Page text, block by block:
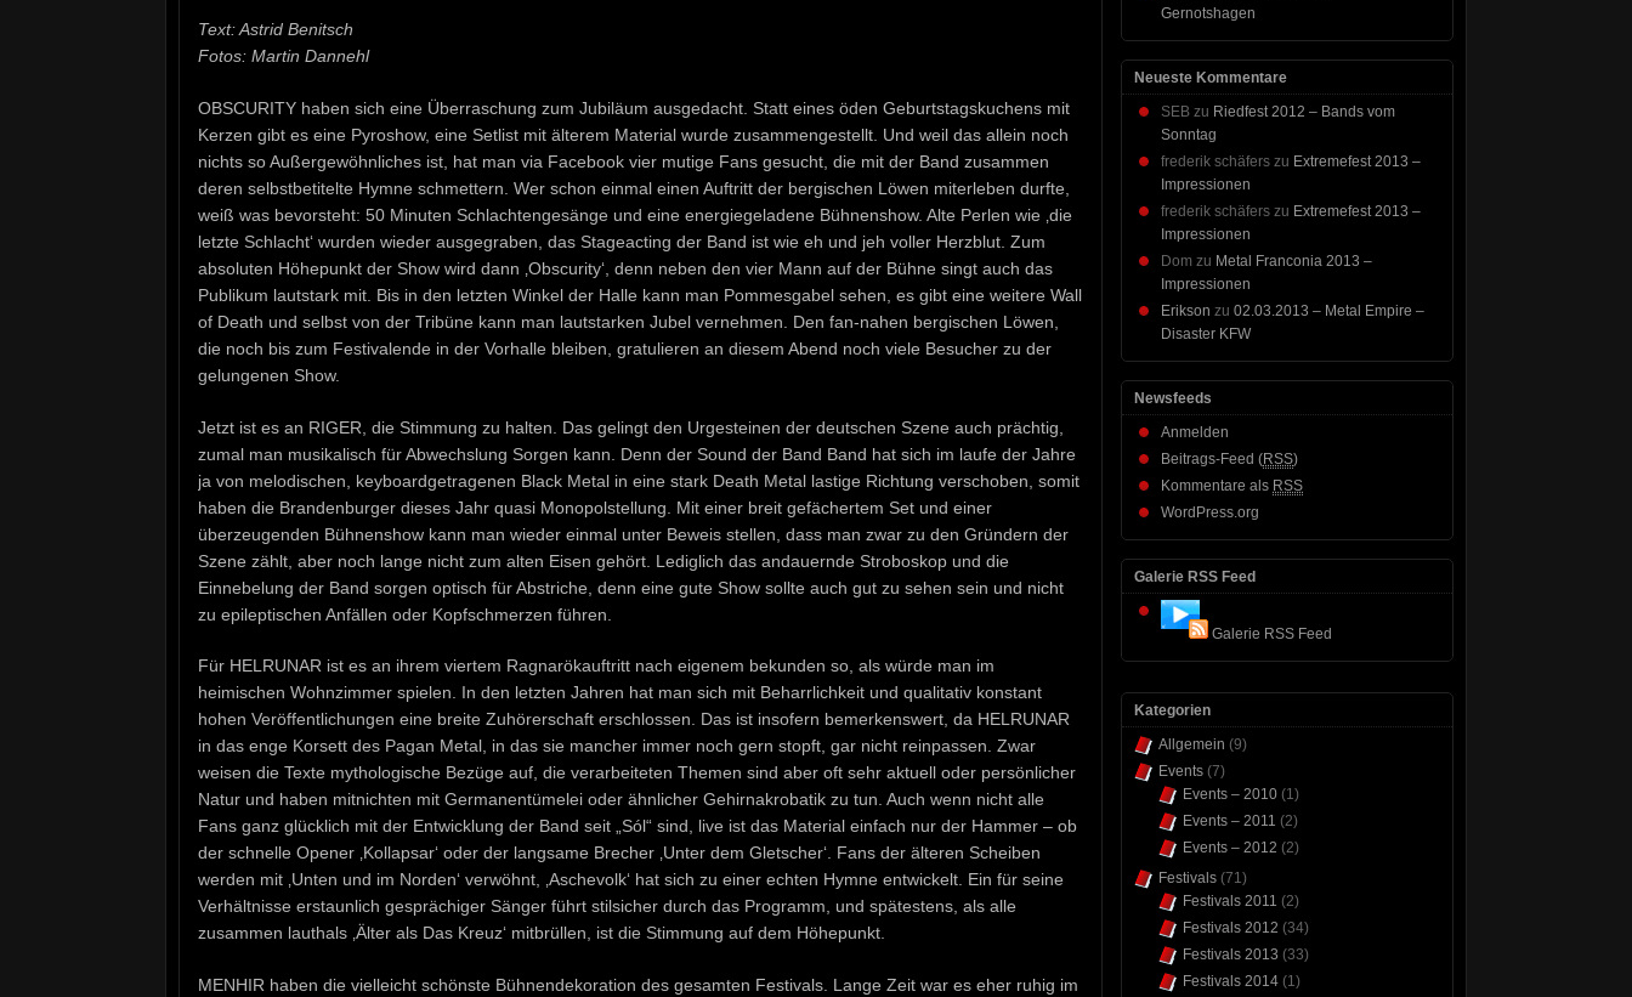
Text: Astrid Benitsch
Fotos: Martin Dannehl
OBSCURITY haben sich eine Überraschung zum Jubiläum ausgedacht. Statt eines öden Geburtstagskuchens mit
Kerzen gibt es eine Pyroshow, eine Setlist mit älterem Material wurde zusammengestellt. Und weil das allein noch
nichts so Außergewöhnliches ist, hat man via Facebook vier mutige Fans gesucht, die mit der Band zusammen
deren selbstbetitelte Hymne schmettern. Wer schon einmal einen Auftritt der bergischen Löwen miterleben durfte,
weiß was bevorsteht: 50 Minuten Schlachtengesänge und eine energiegeladene Bühnenshow. Alte Perlen wie ‚die
letzte Schlacht‘ wurden wieder ausgegraben, das Stageacting der Band ist wie eh und jeh voller Herzblut. Zum
absoluten Höhepunkt der Show wird dann ‚Obscurity‘, denn neben den vier Mann auf der Bühne singt auch das
Publikum lautstark mit. Bis in den letzten Winkel der Halle kann man Pommesgabel sehen, es gibt eine weitere Wall
of Death und selbst von der Tribüne kann man lautstarken Jubel vernehmen. Den fan-nahen bergischen Löwen,
die noch bis zum Festivalende in der Vorhalle bleiben, gratulieren an diesem Abend noch viele Besucher zu der
gelungenen Show.
Jetzt ist es an RIGER, die Stimmung zu halten. Das gelingt den Urgesteinen der deutschen Szene auch prächtig,
zumal man musikalisch für Abwechslung Sorgen kann. Denn der Sound der Band Band hat sich im laufe der Jahre
ja von melodischen, keyboardgetragenen Black Metal in eine stark Death Metal lastige Richtung verschoben, somit
haben die Brandenburger dieses Jahr quasi Monopolstellung. Mit einer breit gefächertem Set und einer
überzeugenden Bühnenshow kann man wieder einmal unter Beweis stellen, dass man zwar zu den Gründern der
Szene zählt, aber noch lange nicht zum alten Eisen gehört. Lediglich das andauernde Stroboskop und die
Einnebelung der Band sorgen optisch für Abstriche, denn eine gute Show sollte auch gut zu sehen sein und nicht
zu epileptischen Anfällen oder Kopfschmerzen führen.
Für HELRUNAR ist es an ihrem viertem Ragnarökauftritt nach eigenem bekunden so, als würde man im
heimischen Wohnzimmer spielen. In den letzten Jahren hat man sich mit Beharrlichkeit und qualitativ konstant
hohen Veröffentlichungen eine breite Zuhörerschaft erschlossen. Das ist insofern bemerkenswert, da HELRUNAR
in das enge Korsett des Pagan Metal, in das sie mancher immer noch gern stopft, gar nicht reinpassen. Zwar
weisen die Texte mythologische Bezüge auf, die verarbeiteten Themen sind aber oft sehr aktuell oder persönlicher
Natur und haben mitnichten mit Germanentümelei oder ähnlicher Gehirnakrobatik zu tun. Auch wenn nicht alle
Fans ganz glücklich mit der Entwicklung der Band seit „Sól“ sind, live ist das Material einfach nur der Hammer – ob
der schnelle Opener ‚Kollapsar‘ oder der langsame Brecher ‚Unter dem Gletscher‘. Fans der älteren Scheiben
werden mit ‚Unten und im Norden‘ verwöhnt, ‚Aschevolk‘ hat sich zu einer echten Hymne entwickelt. Ein für seine
Verhältnisse erstaunlich gesprächiger Sänger führt stilsicher durch das Programm, und spätestens, als alle
zusammen lauthals ‚Älter als Das Kreuz‘ mitbrüllen, ist die Stimmung auf dem Höhepunkt.
MENHIR haben die vielleicht schönste Bühnendekoration des gesamten Festivals. Lange Zeit war es eher ruhig im
Gernotshagen
Neueste Kommentare
SEB zu Riedfest 2012 – Bands vom
Sonntag
frederik schäfers zu Extremefest 2013 –
Impressionen
frederik schäfers zu Extremefest 2013 –
Impressionen
Dom zu Metal Franconia 2013 –
Impressionen
Erikson zu 02.03.2013 – Metal Empire –
Disaster KFW
Newsfeeds
Anmelden
Beitrags-Feed (RSS)
Kommentare als RSS
WordPress.org
Galerie RSS Feed
Galerie RSS Feed
Kategorien
Allgemein (9)
Events (7)
Events – 2010 (1)
Events – 2011 (2)
Events – 2012 (2)
Festivals (71)
Festivals 2011 (2)
Festivals 2012 (34)
Festivals 2013 (33)
Festivals 2014 (1)